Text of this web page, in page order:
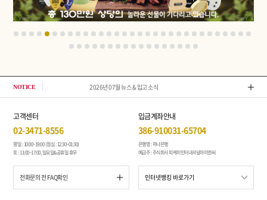
NOTICE 2026년 07월 뉴스 & 입고 소식 톤퀘
고객센터
02-3471-8556
평일 : 10:00~19:00 (점심 : 12:30~01:30)
토 : 11:00~17:00, 일요일&공휴일 휴무
전화문의 전 FAQ확인
입금계좌안내
386-910031-65704
은행명 : 하나은행
예금주 : 주식회사 피케이인터내셔널아이엔씨